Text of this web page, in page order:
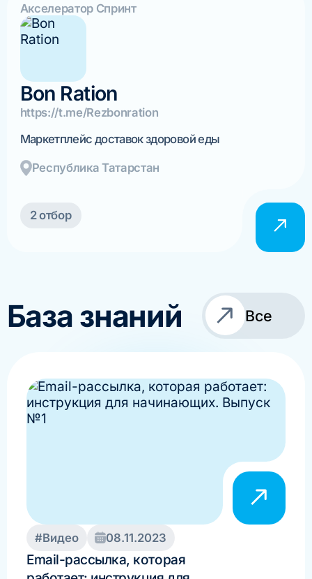
Акселератор Спринт
Bon Ration
https://t.me/Rezbonration
Маркетплейс доставок здоровой еды
Республика Татарстан
2 отбор
База знаний Все
#Видео 08.11.2023
Email-рассылка, которая